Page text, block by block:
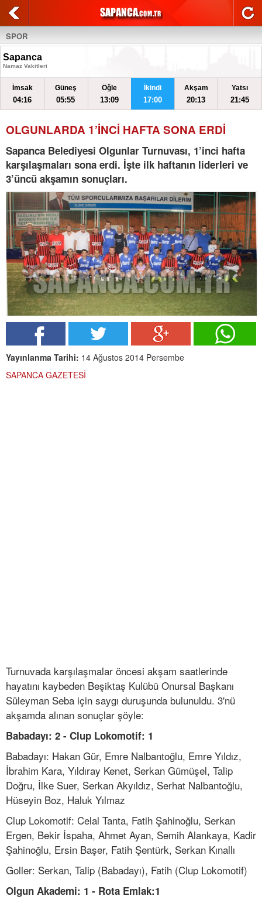
SPOR
Sapanca
Namaz Vakitleri
İmsak
04:16
Güneş
05:55
Öğle
13:09
İkindi
17:00
Akşam
20:13
Yatsı
21:45
OLGUNLARDA 1’İNCİ HAFTA SONA ERDİ
Sapanca Belediyesi Olgunlar Turnuvası, 1’inci hafta
karşılaşmaları sona erdi. İşte ilk haftanın liderleri ve
3’üncü akşamın sonuçları.
Yayınlanma Tarihi: 14 Ağustos 2014 Persembe
SAPANCA GAZETESİ
Turnuvada karşılaşmalar öncesi akşam saatlerinde
hayatını kaybeden Beşiktaş Kulübü Onursal Başkanı
Süleyman Seba için saygı duruşunda bulunuldu. 3'nü
akşamda alınan sonuçlar şöyle:
Babadayı: 2 - Clup Lokomotif: 1
Babadayı: Hakan Gür, Emre Nalbantoğlu, Emre Yıldız,
İbrahim Kara, Yıldıray Kenet, Serkan Gümüşel, Talip
Doğru, İlke Suer, Serkan Akyıldız, Serhat Nalbantoğlu,
Hüseyin Boz, Haluk Yılmaz
Clup Lokomotif: Celal Tanta, Fatih Şahinoğlu, Serkan
Ergen, Bekir İspaha, Ahmet Ayan, Semih Alankaya, Kadir
Şahinoğlu, Ersin Başer, Fatih Şentürk, Serkan Kınallı
Goller: Serkan, Talip (Babadayı), Fatih (Clup Lokomotif)
Olgun Akademi: 1 - Rota Emlak:1